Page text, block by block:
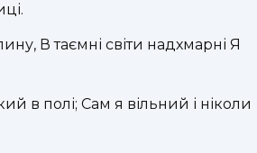
В таємні світи надхмарні Я
в полі; Сам я вільний і ніколи